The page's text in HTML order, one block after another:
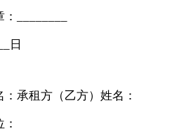
________
日
承租方（乙方）姓名：